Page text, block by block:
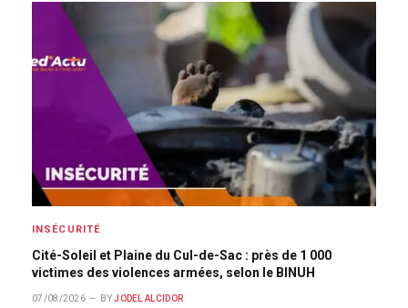
INSÉCURITÉ
Cité-Soleil et Plaine du Cul-de-Sac : près de 1 000
victimes des violences armées, selon le BINUH
07/08/2026 BY JODEL ALCIDOR